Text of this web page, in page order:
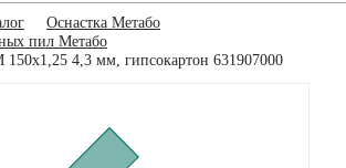
Оснастка Метабо
пил Метабо
150x1,25 4,3 мм, гипсокартон 631907000